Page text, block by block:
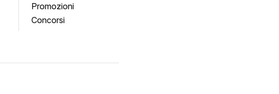
Promozioni
Concorsi